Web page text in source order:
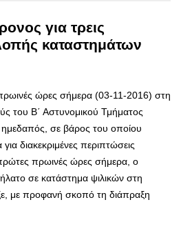
για τρεις
καταστημάτων
ώρες σήμερα (03-11-2016) στη
του Β΄ Αστυνομικού Τμήματος
σε βάρος του οποίου
διακεκριμένες περιπτώσεις
πρωινές ώρες σήμερα, ο
σε κατάστημα ψιλικών στη
με προφανή σκοπό τη διάπραξη